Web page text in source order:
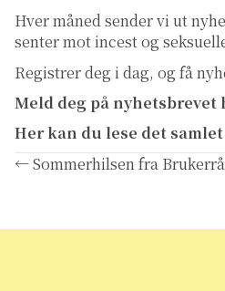
Hver måned sender vi ut
senter mot incest og
Registrer deg i dag, og få
Meld deg på nyhetsbrevet
Her kan du lese det
Posts
navigation
← Sommerhilsen fra